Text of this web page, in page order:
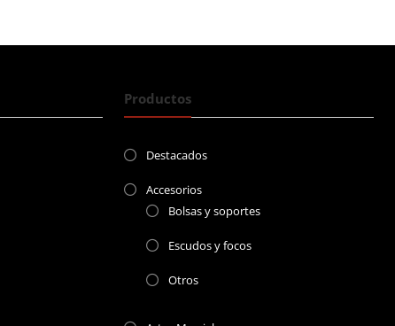
Productos
Destacados
Accesorios
Bolsas y soportes
Escudos y focos
Otros